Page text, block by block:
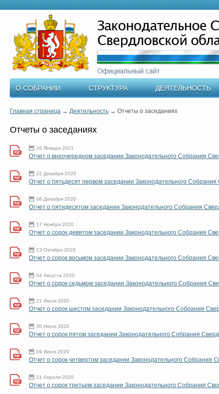
О СОБРАНИИ СТРУКТУРА ДЕЯТЕЛЬНОСТЬ
Главная страница → Деятельность → Отчеты о заседаниях
Отчеты о заседаниях
26 Января 2021
Отчет о внеочередном заседании Законодательного Собрания
22 Декабря 2020
Отчет о пятьдесят первом заседании Законодательного Собрания
08 Декабря 2020
Отчет о пятидесятом заседании Законодательного Собрания
17 Ноября 2020
Отчет о сорок девятом заседании Законодательного Собрания
13 Октября 2020
Отчет о сорок восьмом заседании Законодательного Собрания
04 Августа 2020
Отчет о сорок седьмом заседании Законодательного Собрания
21 Июля 2020
Отчет о сорок шестом заседании Законодательного Собрания
30 Июня 2020
Отчет о сорок пятом заседании Законодательного Собрания
09 Июня 2020
Отчет о сорок четвертом заседании Законодательного Собрания
21 Апреля 2020
Отчет о сорок третьем заседании Законодательного Собрания